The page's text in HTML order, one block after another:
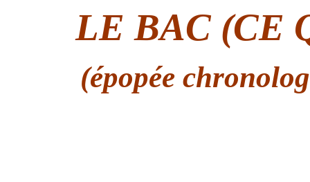
LE BAC (CE
(épopée